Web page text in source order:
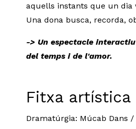
aquells instants que un
Una dona busca, recorda,
-> Un espectacle
del temps i de l'amor.
Fitxa artística
Dramatúrgia: Múcab Dans